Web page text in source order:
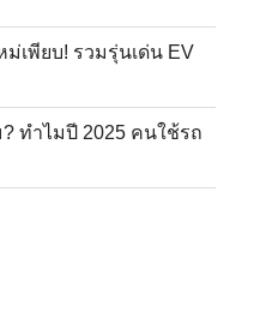
ม่เพียบ! รวมรุ่นเด่น EV
ทำไมปี 2025 คนใช้รถ